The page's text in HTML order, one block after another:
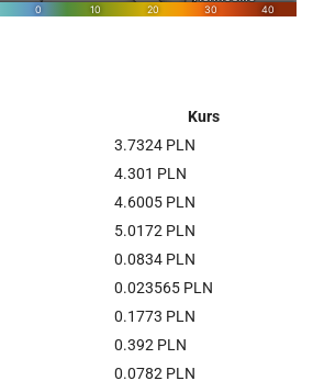
Kurs
3.7324 PLN
4.301 PLN
4.6005 PLN
5.0172 PLN
0.0834 PLN
0.023565 PLN
0.1773 PLN
0.392 PLN
0.0782 PLN